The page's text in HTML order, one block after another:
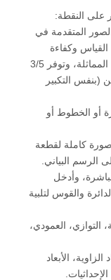
على النقطة:
المتقدمة في
وكفاءة
القياس للبكسل بشكل كبير، مقارنة بالبرامج المماثلة، وتوفر 3/5
(بنفس التكبير
أو الخطوط أو
كاملة لقطعة
الرسم البياني.
وأدخل
والقوس لتلبية
التوازي، العمودي،
الأبعاد